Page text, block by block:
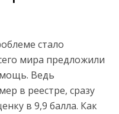
стало
мира предложили
Ведь
в реестре, сразу
в 9,9 балла. Как